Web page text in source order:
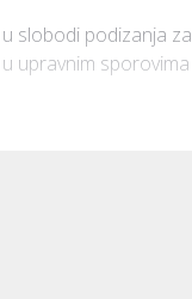
slobodi podizanja
upravnim